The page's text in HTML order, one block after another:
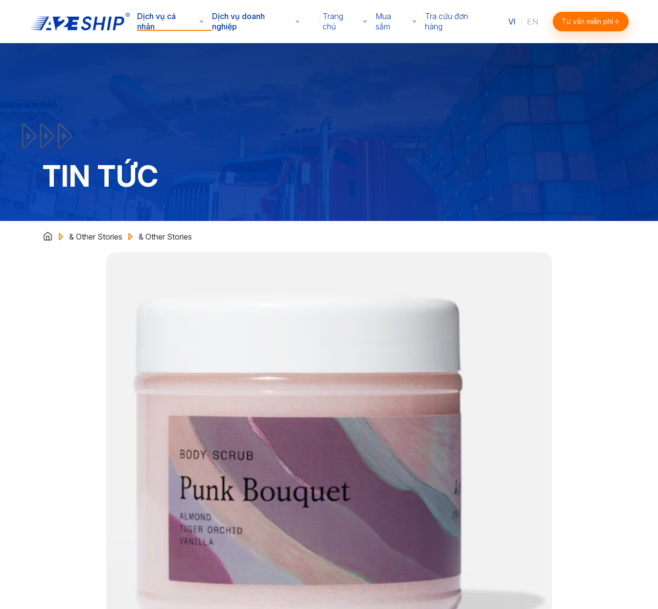
Dịch vụ cá
nhân
Dịch vụ doanh
nghiệp
Trang
chủ
Mua
sắm
Tra cứu đơn
hàng
VI EN Tư vấn miễn phí
TIN TỨC
& Other Stories & Other Stories